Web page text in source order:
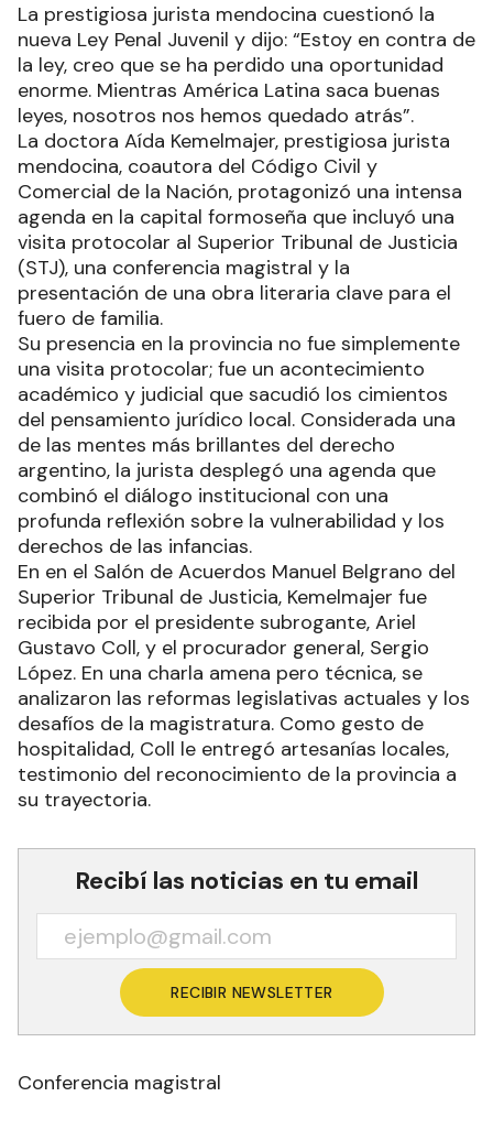
La prestigiosa jurista mendocina cuestionó la
nueva Ley Penal Juvenil y dijo: “Estoy en contra de
la ley, creo que se ha perdido una oportunidad
enorme. Mientras América Latina saca buenas
leyes, nosotros nos hemos quedado atrás”.
La doctora Aída Kemelmajer, prestigiosa jurista
mendocina, coautora del Código Civil y
Comercial de la Nación, protagonizó una intensa
agenda en la capital formoseña que incluyó una
visita protocolar al Superior Tribunal de Justicia
(STJ), una conferencia magistral y la
presentación de una obra literaria clave para el
fuero de familia.
Su presencia en la provincia no fue simplemente
una visita protocolar; fue un acontecimiento
académico y judicial que sacudió los cimientos
del pensamiento jurídico local. Considerada una
de las mentes más brillantes del derecho
argentino, la jurista desplegó una agenda que
combinó el diálogo institucional con una
profunda reflexión sobre la vulnerabilidad y los
derechos de las infancias.
En en el Salón de Acuerdos Manuel Belgrano del
Superior Tribunal de Justicia, Kemelmajer fue
recibida por el presidente subrogante, Ariel
Gustavo Coll, y el procurador general, Sergio
López. En una charla amena pero técnica, se
analizaron las reformas legislativas actuales y los
desafíos de la magistratura. Como gesto de
hospitalidad, Coll le entregó artesanías locales,
testimonio del reconocimiento de la provincia a
su trayectoria.
Recibí las noticias en tu email
RECIBIR NEWSLETTER
Conferencia magistral